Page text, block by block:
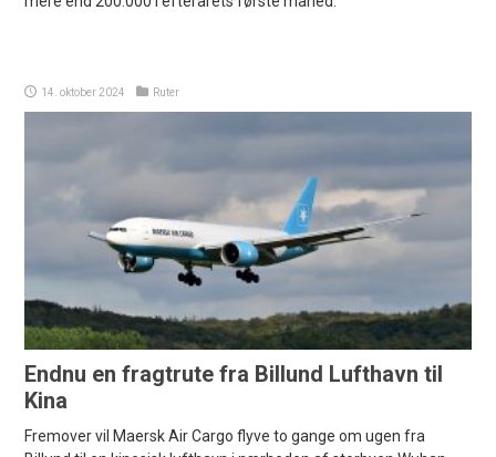
14. oktober 2024 Ruter
Endnu en fragtrute fra Billund Lufthavn til
Kina
Fremover vil Maersk Air Cargo flyve to gange om ugen fra